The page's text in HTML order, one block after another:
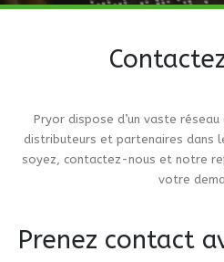
Pryor dispose d’un vaste
distributeurs et partenaires dans
soyez, contactez-nous et notre
votre
Prenez contact